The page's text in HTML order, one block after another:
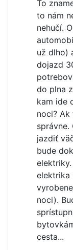
To
to nám
nehučí.
už dlho)
dojazd
do plna
kam ide
noci?
správne.
jazdiť
bude
elektrika
noci).
cesta...